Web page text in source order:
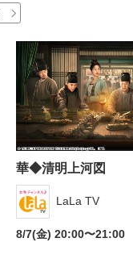
華◆清明上河図
LaLa TV
8/7(金) 20:00〜21:00